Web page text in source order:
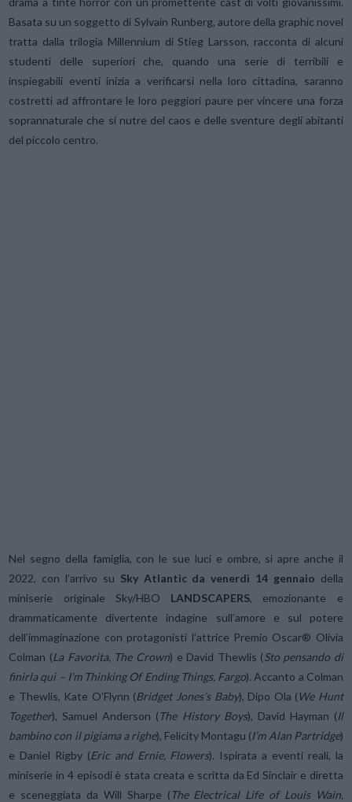
Basata su un soggetto di Sylvain Runberg, autore della graphic novel
tratta dalla trilogia Millennium di Stieg Larsson, racconta di alcuni
studenti delle superiori che, quando una serie di terribili e
inspiegabili eventi inizia a verificarsi nella loro cittadina, saranno
costretti ad affrontare le loro peggiori paure per vincere una forza
soprannaturale che si nutre del caos e delle sventure degli abitanti
del piccolo centro.
Nel segno della famiglia, con le sue luci e ombre, si apre anche il
2022, con l’arrivo su Sky Atlantic da venerdì 14 gennaio della
miniserie originale Sky/HBO LANDSCAPERS, emozionante e
drammaticamente divertente indagine sull’amore e sul potere
dell’immaginazione con protagonisti l’attrice Premio Oscar® Olivia
Colman (La Favorita, The Crown) e David Thewlis (Sto pensando di
finirla qui – I’m Thinking Of Ending Things, Fargo). Accanto a Colman
e Thewlis, Kate O’Flynn (Bridget Jones’s Baby), Dipo Ola (We Hunt
Together), Samuel Anderson (The History Boys), David Hayman (Il
bambino con il pigiama a righe), Felicity Montagu (I’m Alan Partridge)
e Daniel Rigby (Eric and Ernie, Flowers). Ispirata a eventi reali, la
miniserie in 4 episodi è stata creata e scritta da Ed Sinclair e diretta
e sceneggiata da Will Sharpe (The Electrical Life of Louis Wain,